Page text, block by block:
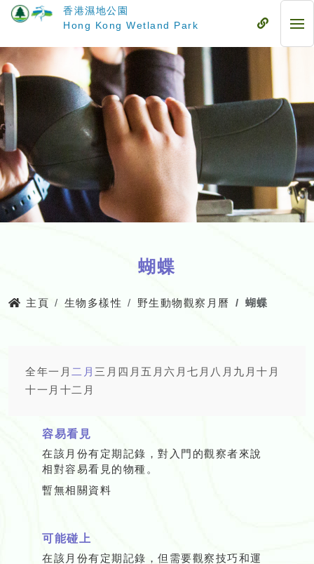
要
內
容
香港濕地公園
Hong Kong Wetland Park
流
流
動
蝴蝶
主頁 生物多樣性 野生動物觀察月曆 蝴蝶
全年一月 二月 三月 四月 五月 六月七月 八月 九月十月
十一月 十二月
容易看見
在該月份有定期記錄，對入門的觀察者來說
相對容易看見的物種。
暫無相關資料
可能碰上
在該月份有定期記錄，但需要觀察技巧和運